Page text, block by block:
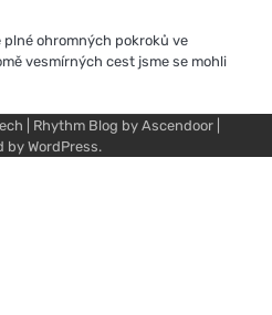
plné ohromných pokroků ve
vesmírných cest jsme se mohli
| Rhythm Blog by Ascendoor
by WordPress.